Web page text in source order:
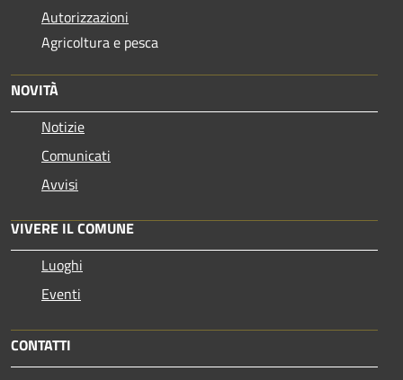
Autorizzazioni
Agricoltura e pesca
NOVITÀ
Notizie
Comunicati
Avvisi
VIVERE IL COMUNE
Luoghi
Eventi
CONTATTI